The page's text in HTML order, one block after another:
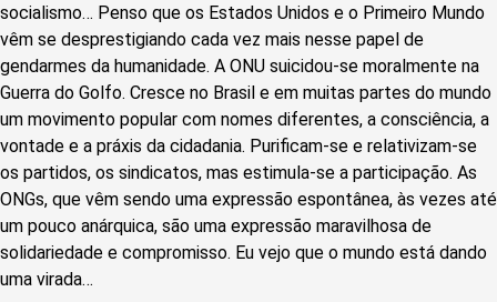
socialismo… Penso que os Estados Unidos e o Primeiro Mundo
vêm se desprestigiando cada vez mais nesse papel de
gendarmes da humanidade. A ONU suicidou-se moralmente na
Guerra do Golfo. Cresce no Brasil e em muitas partes do mundo
um movimento popular com nomes diferentes, a consciência, a
vontade e a práxis da cidadania. Purificam-se e relativizam-se
os partidos, os sindicatos, mas estimula-se a participação. As
ONGs, que vêm sendo uma expressão espontânea, às vezes até
um pouco anárquica, são uma expressão maravilhosa de
solidariedade e compromisso. Eu vejo que o mundo está dando
uma virada…